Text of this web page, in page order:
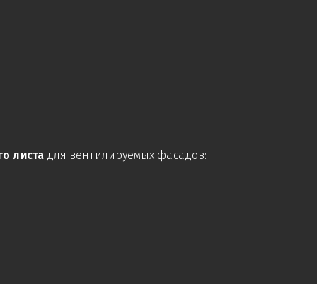
листадля вентилируемых фасадов: